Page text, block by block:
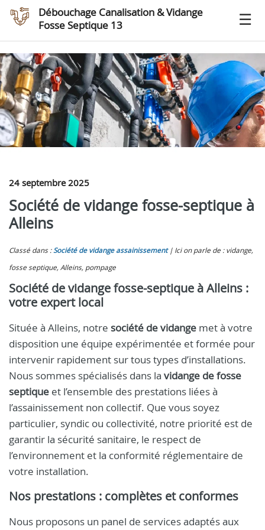
Débouchage Canalisation & Vidange
Fosse Septique 13
24 septembre 2025
Société de vidange fosse-septique à
Alleins
Classé dans :Société de vidange assainissement
Ici on parle de : vidange,
fosse septique, Alleins, pompage
Société de vidange fosse-septique à Alleins :
votre expert local
Située à Alleins, notre société de vidange met à votre
disposition une équipe expérimentée et formée pour
intervenir rapidement sur tous types d’installations.
Nous sommes spécialisés dans la vidange de fosse
septique et l’ensemble des prestations liées à
l’assainissement non collectif. Que vous soyez
particulier, syndic ou collectivité, notre priorité est de
garantir la sécurité sanitaire, le respect de
l’environnement et la conformité réglementaire de
votre installation.
Nos prestations : complètes et conformes
Nous proposons un panel de services adaptés aux